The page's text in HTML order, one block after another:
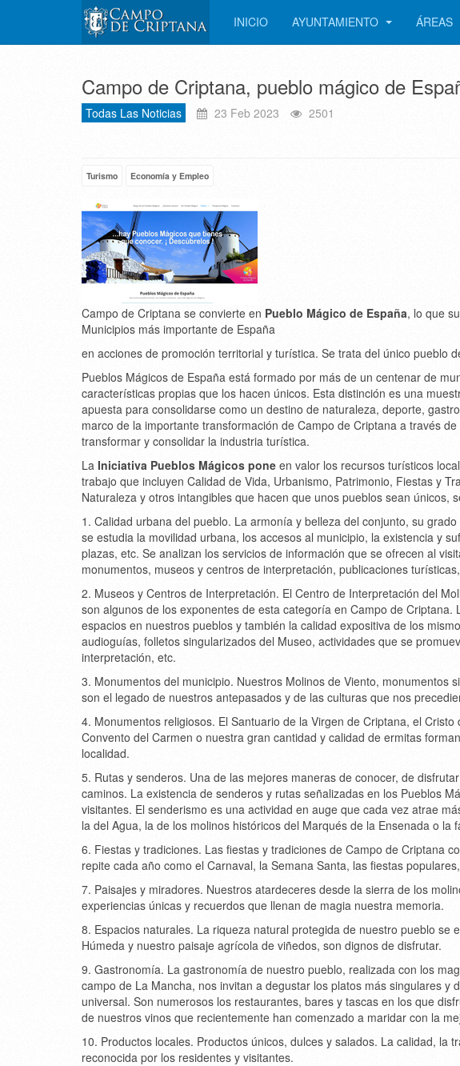
INICIO AYUNTAMIENTO ÁREAS
Campo de Criptana, pueblo mágico de
Todas Las Noticias 23 Feb 2023 2501
Turismo Economía y Empleo
Campo de Criptana se convierte en Pueblo Mágico de España, lo que
Municipios más importante de España
en acciones de promoción territorial y turística. Se trata del único pueblo
Pueblos Mágicos de España está formado por más de un centenar de
características propias que los hacen únicos. Esta distinción es una
apuesta para consolidarse como un destino de naturaleza, deporte,
marco de la importante transformación de Campo de Criptana a través
transformar y consolidar la industria turística.
La Iniciativa Pueblos Mágicos pone en valor los recursos turísticos
trabajo que incluyen Calidad de Vida, Urbanismo, Patrimonio, Fiestas y
Naturaleza y otros intangibles que hacen que unos pueblos sean únicos,
1. Calidad urbana del pueblo. La armonía y belleza del conjunto, su
se estudia la movilidad urbana, los accesos al municipio, la existencia y
plazas, etc. Se analizan los servicios de información que se ofrecen al
monumentos, museos y centros de interpretación, publicaciones
2. Museos y Centros de Interpretación. El Centro de Interpretación del
son algunos de los exponentes de esta categoría en Campo de
espacios en nuestros pueblos y también la calidad expositiva de los
audioguías, folletos singularizados del Museo, actividades que se
interpretación, etc.
3. Monumentos del municipio. Nuestros Molinos de Viento, monumentos
son el legado de nuestros antepasados y de las culturas que nos
4. Monumentos religiosos. El Santuario de la Virgen de Criptana, el
Convento del Carmen o nuestra gran cantidad y calidad de ermitas
localidad.
5. Rutas y senderos. Una de las mejores maneras de conocer, de
caminos. La existencia de senderos y rutas señalizadas en los Pueblos
visitantes. El senderismo es una actividad en auge que cada vez atrae
la del Agua, la de los molinos históricos del Marqués de la Ensenada o la
6. Fiestas y tradiciones. Las fiestas y tradiciones de Campo de Criptana
repite cada año como el Carnaval, la Semana Santa, las fiestas
7. Paisajes y miradores. Nuestros atardeceres desde la sierra de los
experiencias únicas y recuerdos que llenan de magia nuestra memoria.
8. Espacios naturales. La riqueza natural protegida de nuestro pueblo se
Húmeda y nuestro paisaje agrícola de viñedos, son dignos de disfrutar.
9. Gastronomía. La gastronomía de nuestro pueblo, realizada con los
campo de La Mancha, nos invitan a degustar los platos más singulares y
universal. Son numerosos los restaurantes, bares y tascas en los que
de nuestros vinos que recientemente han comenzado a maridar con la
10. Productos locales. Productos únicos, dulces y salados. La calidad, la
reconocida por los residentes y visitantes.